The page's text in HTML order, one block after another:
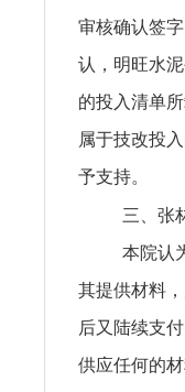
审核确认签
认，明旺水
的投入清单
属于技改投
予支持。
三、张
本院认
其提供材料
后又陆续支
供应任何的